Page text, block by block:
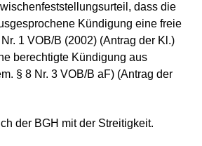
dass die
Kündigung eine freie
1 VOB/B (2002) (Antrag der Kl.)
berechtigte Kündigung aus
§ 8 Nr. 3 VOB/B aF) (Antrag der
der BGH mit der Streitigkeit.